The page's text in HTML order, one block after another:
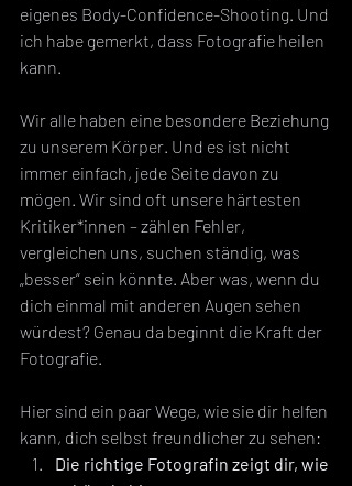
eigenes Body-Confidence-Shooting. Und
ich habe gemerkt, dass Fotografie heilen
kann.
Wir alle haben eine besondere Beziehung
zu unserem Körper. Und es ist nicht
immer einfach, jede Seite davon zu
mögen. Wir sind oft unsere härtesten
Kritiker*innen – zählen Fehler,
vergleichen uns, suchen ständig, was
„besser“ sein könnte. Aber was, wenn du
dich einmal mit anderen Augen sehen
würdest? Genau da beginnt die Kraft der
Fotografie.
Hier sind ein paar Wege, wie sie dir helfen
kann, dich selbst freundlicher zu sehen:
Die richtige Fotografin zeigt dir, wie